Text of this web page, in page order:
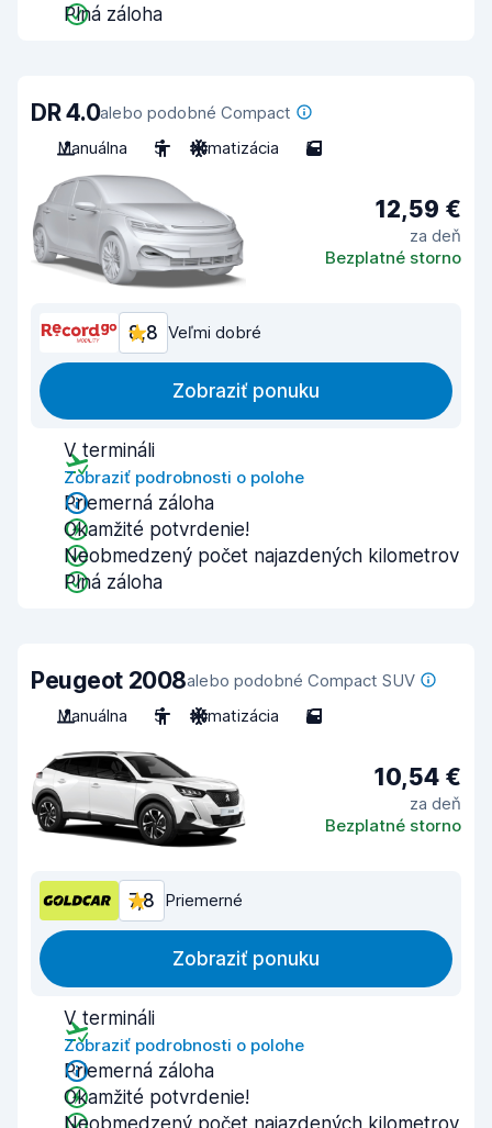
Plná záloha
DR 4.0alebo podobné Compact
Manuálna
5 Klimatizácia 5
12,59 €
za deň
Bezplatné storno
8,8 Veľmi dobré
Zobraziť ponuku
V termináli
Zobraziť podrobnosti o polohe
Priemerná záloha
Okamžité potvrdenie!
Neobmedzený počet najazdených kilometrov
Plná záloha
Peugeot 2008alebo podobné Compact SUV
Manuálna
5 Klimatizácia 5
10,54 €
za deň
Bezplatné storno
7,8 Priemerné
Zobraziť ponuku
V termináli
Zobraziť podrobnosti o polohe
Priemerná záloha
Okamžité potvrdenie!
Neobmedzený počet najazdených kilometrov